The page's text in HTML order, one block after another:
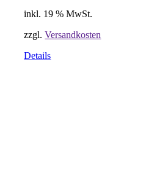
inkl. 19 % MwSt.
zzgl.Versandkosten
Details